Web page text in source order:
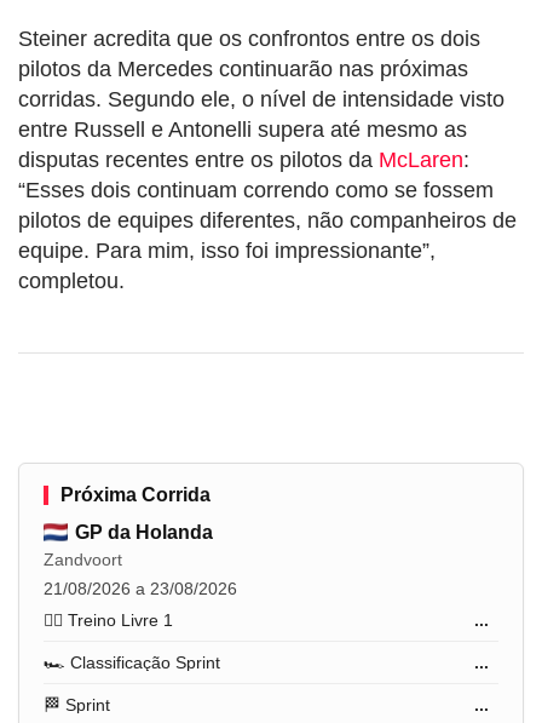
Steiner acredita que os confrontos entre os dois
pilotos da Mercedes continuarão nas próximas
corridas. Segundo ele, o nível de intensidade visto
entre Russell e Antonelli supera até mesmo as
disputas recentes entre os pilotos da McLaren:
“Esses dois continuam correndo como se fossem
pilotos de equipes diferentes, não companheiros de
equipe. Para mim, isso foi impressionante”,
completou.
Próxima Corrida
GP da Holanda
Zandvoort
21/08/2026 a 23/08/2026
🏋️‍♂️ Treino Livre 1
...
🏎️ Classificação Sprint ...
🏁 Sprint ...